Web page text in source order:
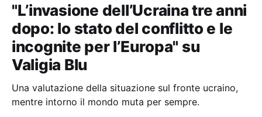
"L’invasione dell’Ucraina tre anni
dopo: lo stato del conflitto e le
incognite per l’Europa" su
Valigia Blu
Una valutazione della situazione sul fronte ucraino,
mentre intorno il mondo muta per sempre.